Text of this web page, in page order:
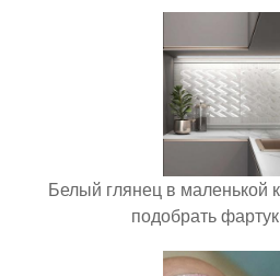
Белый глянец в маленькой
подобрать